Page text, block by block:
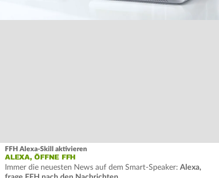
FFH Alexa-Skill aktivieren
ALEXA, ÖFFNE FFH
Immer die neuesten News auf dem Smart-Speaker: Alexa,